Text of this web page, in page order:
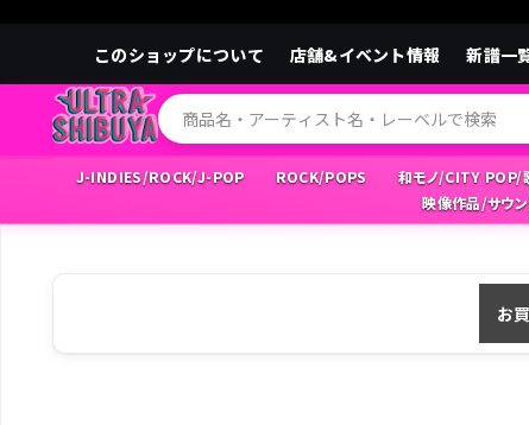
このショップについて 店舗&イベント情報 新譜一
J-INDIES/ROCK/J-POP ROCK/POPS 和モノ/CITY POP/
映像作品/サウン
お